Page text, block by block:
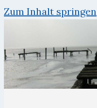
Zum Inhalt springen